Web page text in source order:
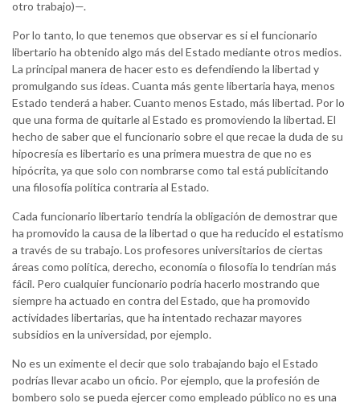
otro trabajo)—.
Por lo tanto, lo que tenemos que observar es si el funcionario
libertario ha obtenido algo más del Estado mediante otros medios.
La principal manera de hacer esto es defendiendo la libertad y
promulgando sus ideas. Cuanta más gente libertaria haya, menos
Estado tenderá a haber. Cuanto menos Estado, más libertad. Por lo
que una forma de quitarle al Estado es promoviendo la libertad. El
hecho de saber que el funcionario sobre el que recae la duda de su
hipocresía es libertario es una primera muestra de que no es
hipócrita, ya que solo con nombrarse como tal está publicitando
una filosofía política contraria al Estado.
Cada funcionario libertario tendría la obligación de demostrar que
ha promovido la causa de la libertad o que ha reducido el estatismo
a través de su trabajo. Los profesores universitarios de ciertas
áreas como política, derecho, economía o filosofía lo tendrían más
fácil. Pero cualquier funcionario podría hacerlo mostrando que
siempre ha actuado en contra del Estado, que ha promovido
actividades libertarias, que ha intentado rechazar mayores
subsidios en la universidad, por ejemplo.
No es un eximente el decir que solo trabajando bajo el Estado
podrías llevar acabo un oficio. Por ejemplo, que la profesión de
bombero solo se pueda ejercer como empleado público no es una